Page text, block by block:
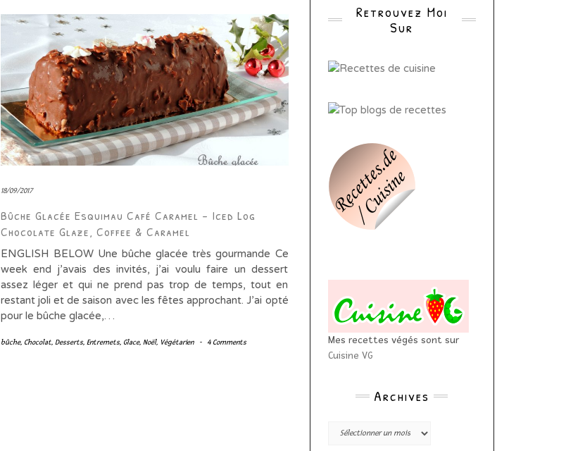
18/09/2017
Bûche Glacée Esquimau Café Caramel – Iced Log
Chocolate Glaze, Coffee & Caramel
ENGLISH BELOW Une bûche glacée très gourmande Ce
week end j’avais des invités, j’ai voulu faire un dessert
assez léger et qui ne prend pas trop de temps, tout en
restant joli et de saison avec les fêtes approchant. J’ai opté
pour le bûche glacée,…
bûche, Chocolat, Desserts, Entremets, Glace, Noël, Végétarien - 4 Comments
Retrouvez Moi
Sur
Mes recettes végés sont sur
Cuisine VG
Archives
Archives